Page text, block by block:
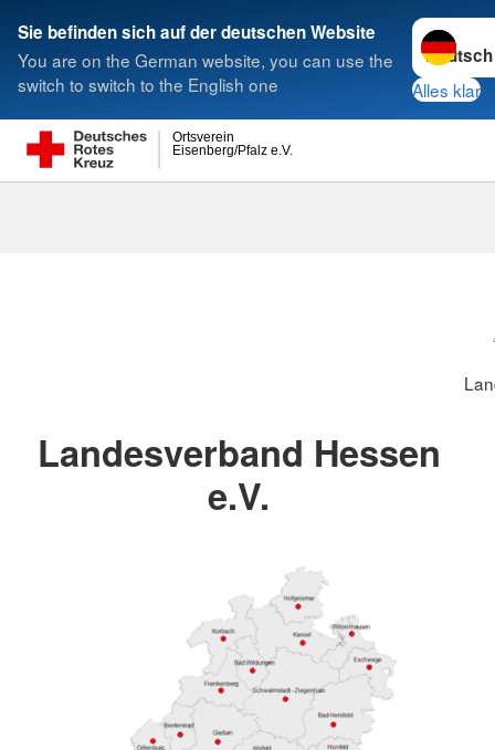
Sie befinden sich auf der deutschen Website
You are on the German website, you can use the
switch to switch to the English one
Sprache
Alles klar
Eisenberg/Pfalz e.V.
Ortsverein
Suche
Landesverband Hessen
e.V.